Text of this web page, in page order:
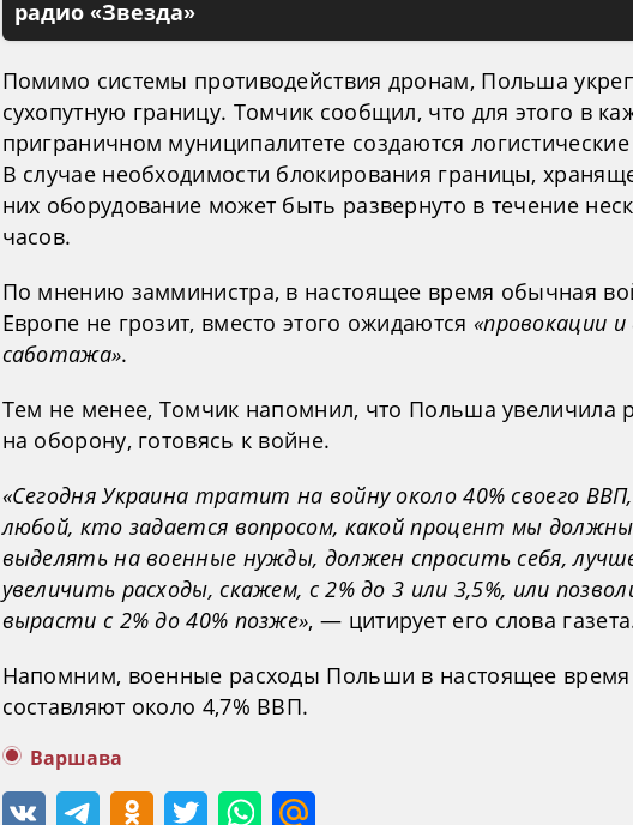
радио «Звезда»
Помимо системы противодействия дронам, Польша
сухопутную границу. Томчик сообщил, что для этого в
приграничном муниципалитете создаются
В случае необходимости блокирования границы,
них оборудование может быть развернуто в течение
часов.
По мнению замминистра, в настоящее время обычная
Европе не грозит, вместо этого ожидаются «провокации
саботажа».
Тем не менее, Томчик напомнил, что Польша увеличила
на оборону, готовясь к войне.
«Сегодня Украина тратит на войну около 40% своего
любой, кто задается вопросом, какой процент мы должны
выделять на военные нужды, должен спросить себя,
увеличить расходы, скажем, с 2% до 3 или 3,5%, или
вырасти с 2% до 40% позже», — цитирует его слова
Напомним, военные расходы Польши в настоящее время
составляют около 4,7% ВВП.
Варшава